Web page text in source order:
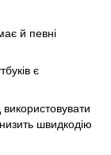
й певні
є
швидкодію